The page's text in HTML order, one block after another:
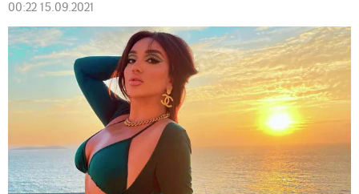
00:22 15.09.2021